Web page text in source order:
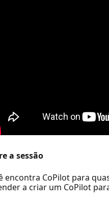
a sessão
encontra CoPilot para
a criar um CoPilot